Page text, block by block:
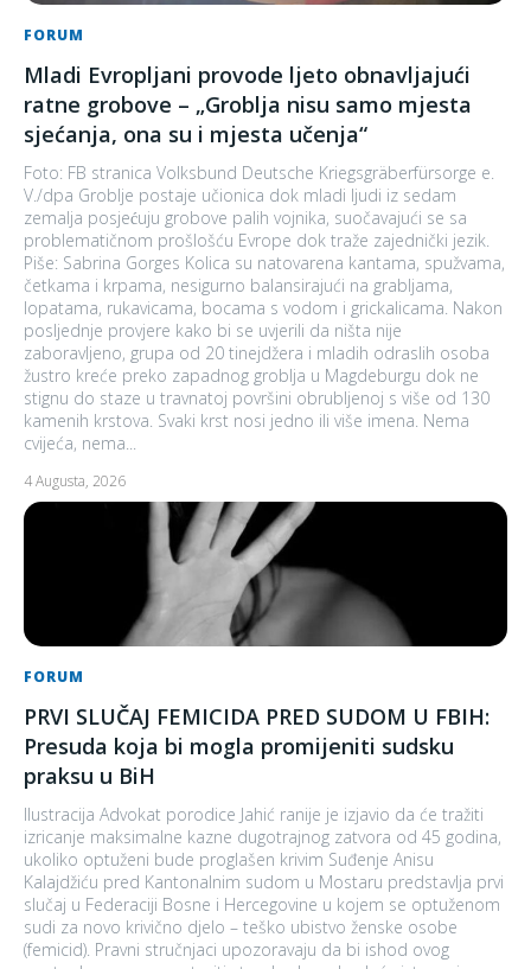
FORUM
Mladi Evropljani provode ljeto obnavljajući
ratne grobove – „Groblja nisu samo mjesta
sjećanja, ona su i mjesta učenja“
Foto: FB stranica Volksbund Deutsche Kriegsgräberfürsorge e.
V./dpa Groblje postaje učionica dok mladi ljudi iz sedam
zemalja posjećuju grobove palih vojnika, suočavajući se sa
problematičnom prošlošću Evrope dok traže zajednički jezik.
Piše: Sabrina Gorges Kolica su natovarena kantama, spužvama,
četkama i krpama, nesigurno balansirajući na grabljama,
lopatama, rukavicama, bocama s vodom i grickalicama. Nakon
posljednje provjere kako bi se uvjerili da ništa nije
zaboravljeno, grupa od 20 tinejdžera i mladih odraslih osoba
žustro kreće preko zapadnog groblja u Magdeburgu dok ne
stignu do staze u travnatoj površini obrubljenoj s više od 130
kamenih krstova. Svaki krst nosi jedno ili više imena. Nema
cvijeća, nema...
4 Augusta, 2026
FORUM
PRVI SLUČAJ FEMICIDA PRED SUDOM U FBIH:
Presuda koja bi mogla promijeniti sudsku
praksu u BiH
Ilustracija Advokat porodice Jahić ranije je izjavio da će tražiti
izricanje maksimalne kazne dugotrajnog zatvora od 45 godina,
ukoliko optuženi bude proglašen krivim Suđenje Anisu
Kalajdžiću pred Kantonalnim sudom u Mostaru predstavlja prvi
slučaj u Federaciji Bosne i Hercegovine u kojem se optuženom
sudi za novo krivično djelo – teško ubistvo ženske osobe
(femicid). Pravni stručnjaci upozoravaju da bi ishod ovog